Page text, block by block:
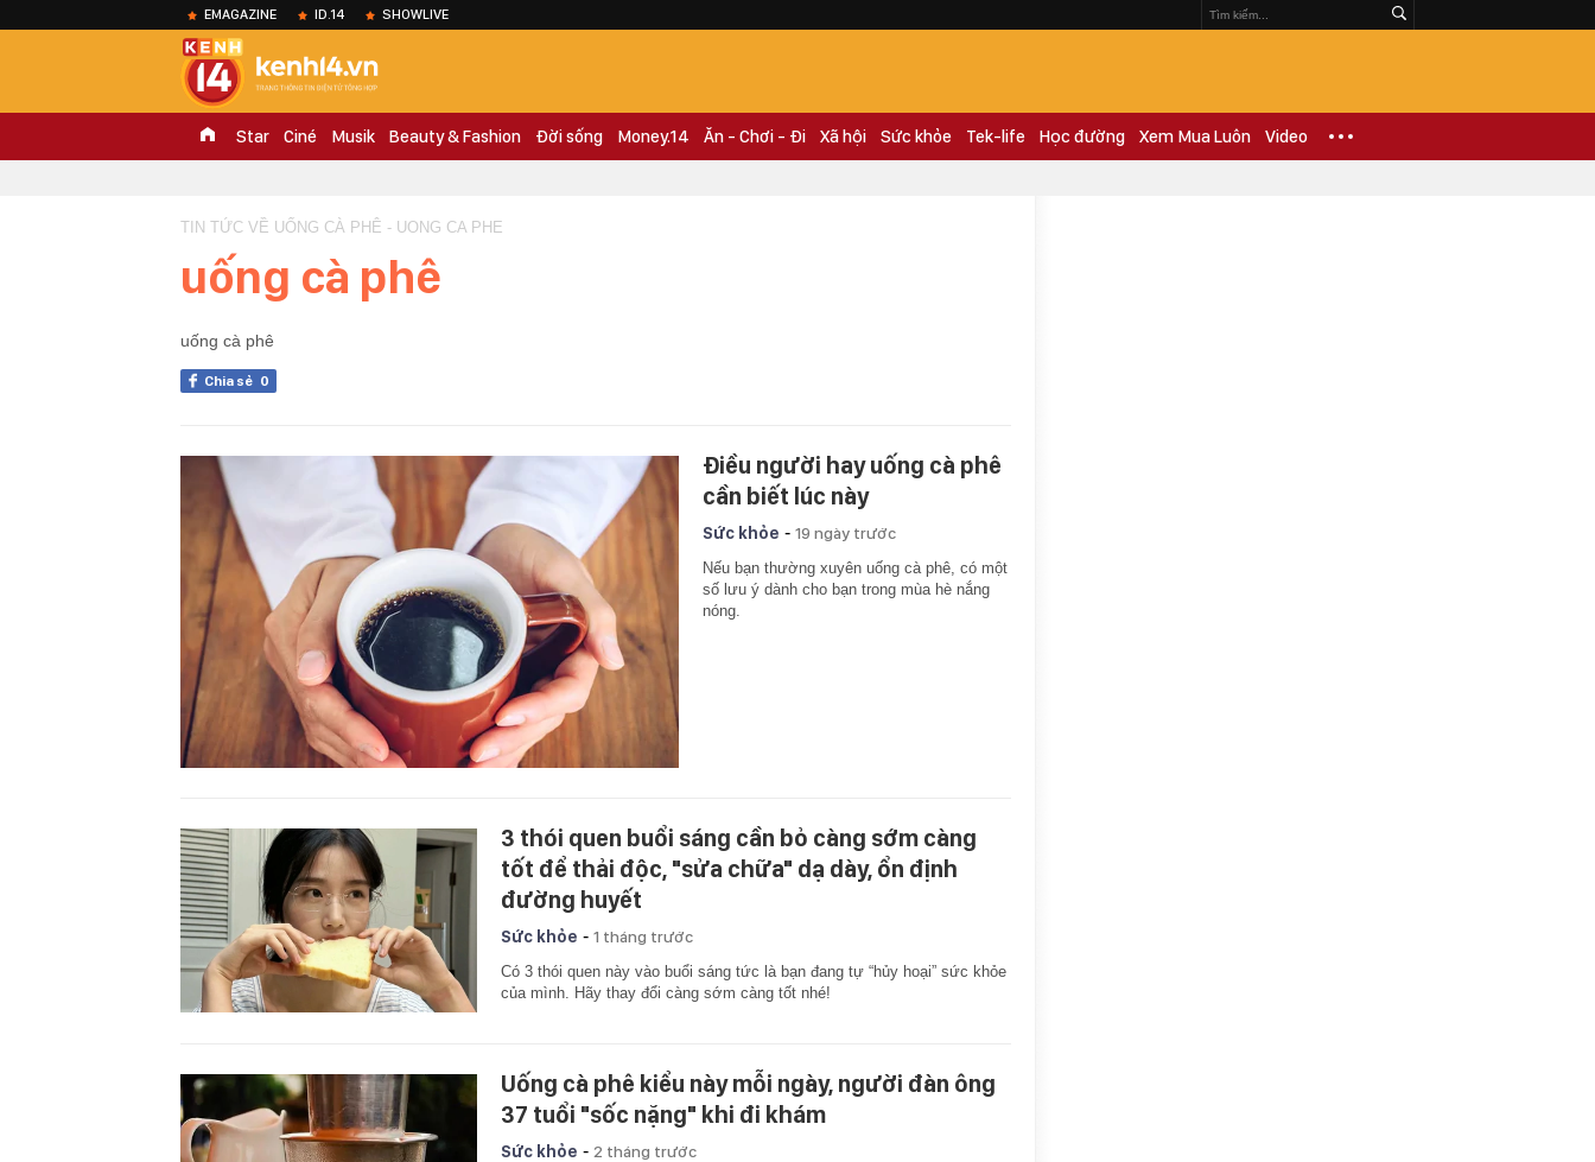
EMAGAZINE ID.14 SHOWLIVE
Star Ciné Musik Beauty & Fashion Đời sống Money.14 Ăn - Chơi - Đi Xã hội Sức khỏe Tek-life Học đường Xem Mua Luôn Video
TIN TỨC VỀ UỐNG CÀ PHÊ - UONG CA PHE
uống cà phê
uống cà phê
Chia sẻ 0
Điều người hay uống cà phê
cần biết lúc này
Sức khỏe - 19 ngày trước
Nếu bạn thường xuyên uống cà phê, có một
số lưu ý dành cho bạn trong mùa hè nắng
nóng.
3 thói quen buổi sáng cần bỏ càng sớm càng
tốt để thải độc, "sửa chữa" dạ dày, ổn định
đường huyết
Sức khỏe - 1 tháng trước
Có 3 thói quen này vào buổi sáng tức là bạn đang tự “hủy hoại” sức khỏe
của mình. Hãy thay đổi càng sớm càng tốt nhé!
Uống cà phê kiểu này mỗi ngày, người đàn ông
37 tuổi "sốc nặng" khi đi khám
Sức khỏe - 2 tháng trước